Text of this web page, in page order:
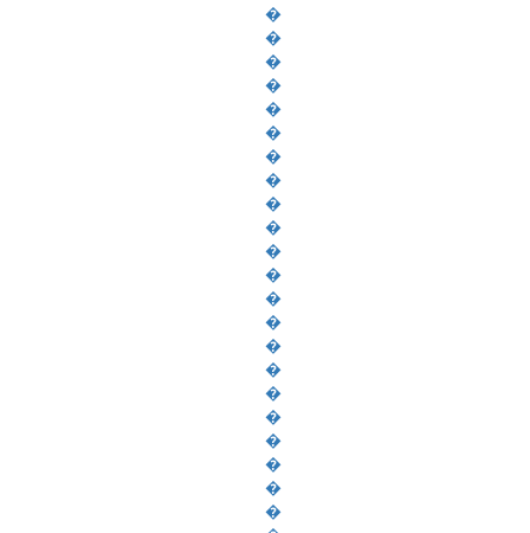
�
�
�
�
�
�
�
�
�
�
�
�
�
�
�
�
�
�
�
�
�
�